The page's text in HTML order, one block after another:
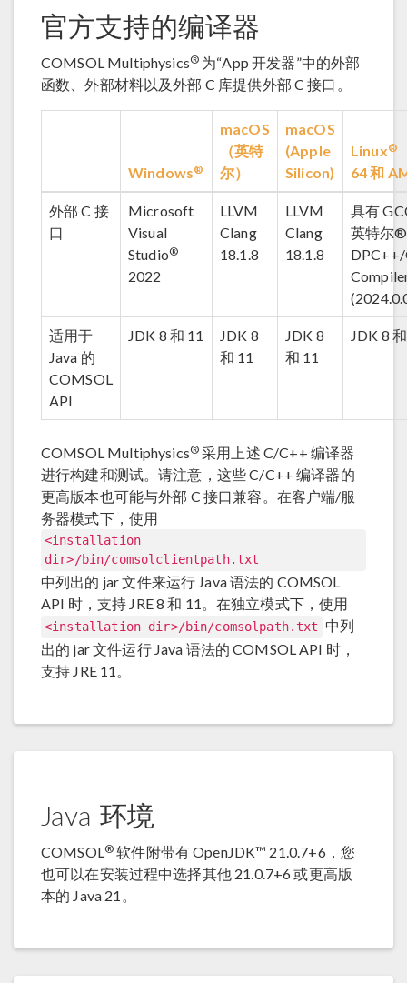
官方支持的编译器
COMSOL Multiphysics® 为“App 开发器”中的外部
函数、外部材料以及外部 C 库提供外部 C 接口。
Windows®
macOS
（英特
尔）
macOS
(Apple
Silicon)
Linux®
64 和
外部 C 接
口
Microsoft
Visual
Studio®
2022
LLVM
Clang
18.1.8
LLVM
Clang
18.1.8
具有
英特尔
适用于
Java 的
COMSOL
API
JDK 8 和 11
JDK 8
和 11
JDK 8
和 11
JDK 8
COMSOL Multiphysics® 采用上述 C/C++ 编译器
进行构建和测试。请注意，这些 C/C++ 编译器的
更高版本也可能与外部 C 接口兼容。在客户端/服
务器模式下，使用
<installation
dir>/bin/comsolclientpath.txt
中列出的 jar 文件来运行 Java 语法的 COMSOL
API 时，支持 JRE 8 和 11。在独立模式下，使用
<installation dir>/bin/comsolpath.txt
中列
出的 jar 文件运行 Java 语法的 COMSOL API 时，
支持 JRE 11。
Java 环境
COMSOL® 软件附带有 OpenJDK™ 21.0.7+6，您
也可以在安装过程中选择其他 21.0.7+6 或更高版
本的 Java 21。